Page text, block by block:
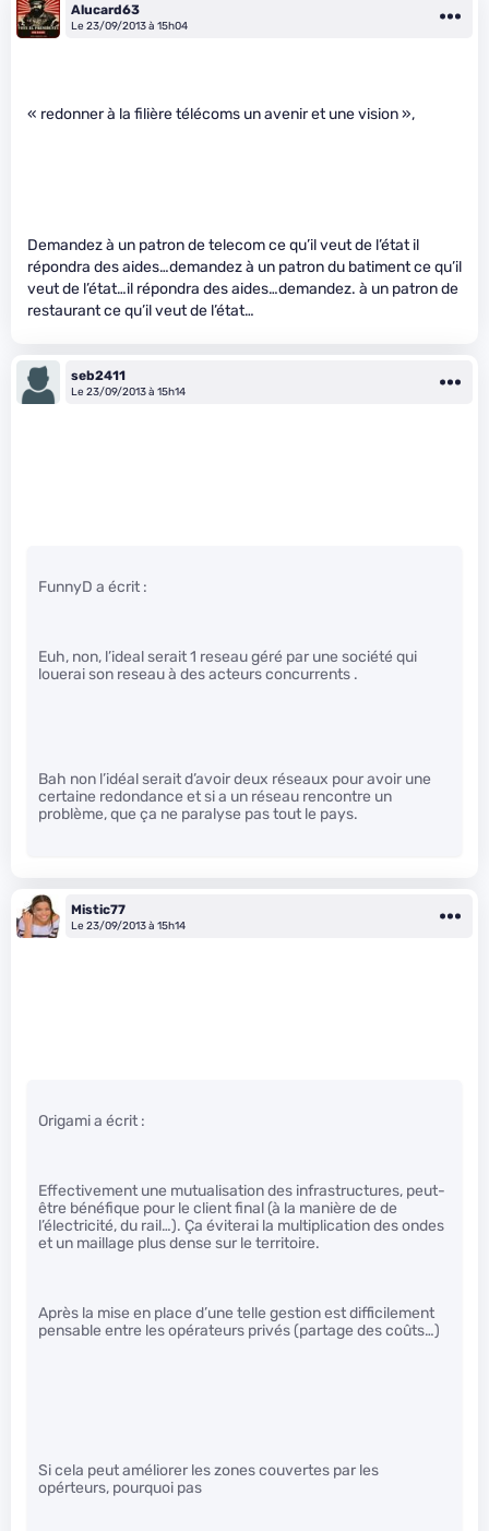
Alucard63
Le 23/09/2013 à 15h04
« redonner à la filière télécoms un avenir et une vision »,
Demandez à un patron de telecom ce qu’il veut de l’état il
répondra des aides…demandez à un patron du batiment ce qu’il
veut de l’état…il répondra des aides…demandez. à un patron de
restaurant ce qu’il veut de l’état…
seb2411
Le 23/09/2013 à 15h14
FunnyD a écrit :
Euh, non, l’ideal serait 1 reseau géré par une société qui
louerai son reseau à des acteurs concurrents .
Bah non l’idéal serait d’avoir deux réseaux pour avoir une
certaine redondance et si a un réseau rencontre un
problème, que ça ne paralyse pas tout le pays.
Mistic77
Le 23/09/2013 à 15h14
Origami a écrit :
Effectivement une mutualisation des infrastructures, peut-
être bénéfique pour le client final (à la manière de de
l’électricité, du rail…). Ça éviterai la multiplication des ondes
et un maillage plus dense sur le territoire.
Après la mise en place d’une telle gestion est difficilement
pensable entre les opérateurs privés (partage des coûts…)
Si cela peut améliorer les zones couvertes par les
opérteurs, pourquoi pas